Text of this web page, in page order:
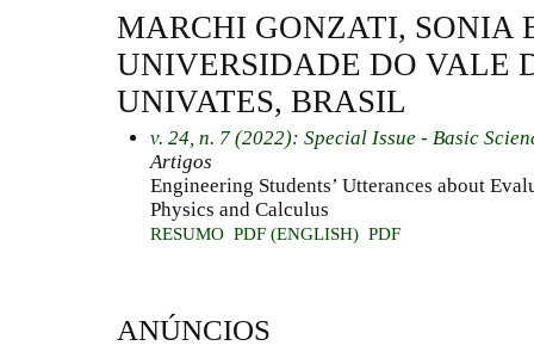
MARCHI GONZATI, SONIA
UNIVERSIDADE DO VALE
UNIVATES, BRASIL
v. 24, n. 7 (2022): Special Issue - Basic
Artigos
Engineering Students’ Utterances about
Physics and Calculus
RESUMO PDF (ENGLISH) PDF
ANÚNCIOS